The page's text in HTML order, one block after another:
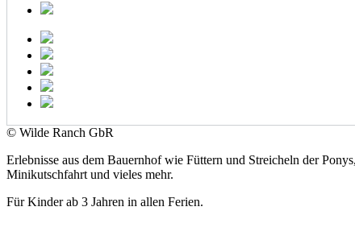
© Wilde Ranch GbR
Erlebnisse aus dem Bauernhof wie Füttern und Streicheln der
Minikutschfahrt und vieles mehr.
Für Kinder ab 3 Jahren in allen Ferien.